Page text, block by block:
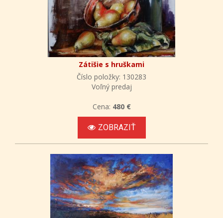
Zátišie s hruškami
Číslo položky: 130283
Voľný predaj
Cena: 480 €
ZOBRAZIŤ